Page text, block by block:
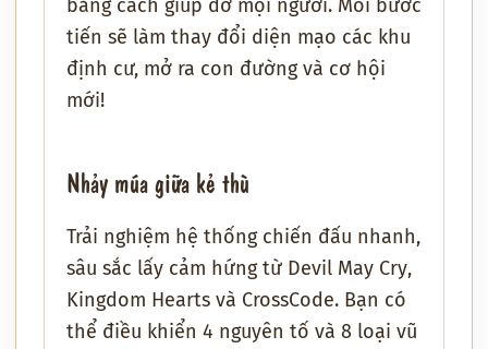
bằng cách giúp đỡ mọi người. Mỗi bước
tiến sẽ làm thay đổi diện mạo các khu
định cư, mở ra con đường và cơ hội
mới!
Nhảy múa giữa kẻ thù
Trải nghiệm hệ thống chiến đấu nhanh,
sâu sắc lấy cảm hứng từ Devil May Cry,
Kingdom Hearts và CrossCode. Bạn có
thể điều khiển 4 nguyên tố và 8 loại vũ